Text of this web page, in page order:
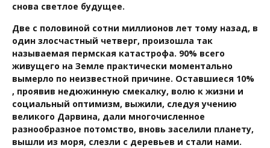
снова светлое будущее.
Две с половиной сотни миллионов лет тому назад, в
один злосчастный четверг, произошла так
называемая пермская катастрофа. 90% всего
живущего на Земле практически моментально
вымерло по неизвестной причине. Оставшиеся 10%
, проявив недюжинную смекалку, волю к жизни и
социальный оптимизм, выжили, следуя учению
великого Дарвина, дали многочисленное
разнообразное потомство, вновь заселили планету,
вышли из моря, слезли с деревьев и стали нами.